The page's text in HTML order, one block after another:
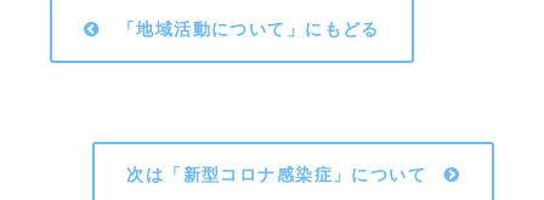
「地域活動について」にもどる
次は「新型コロナ感染症」について